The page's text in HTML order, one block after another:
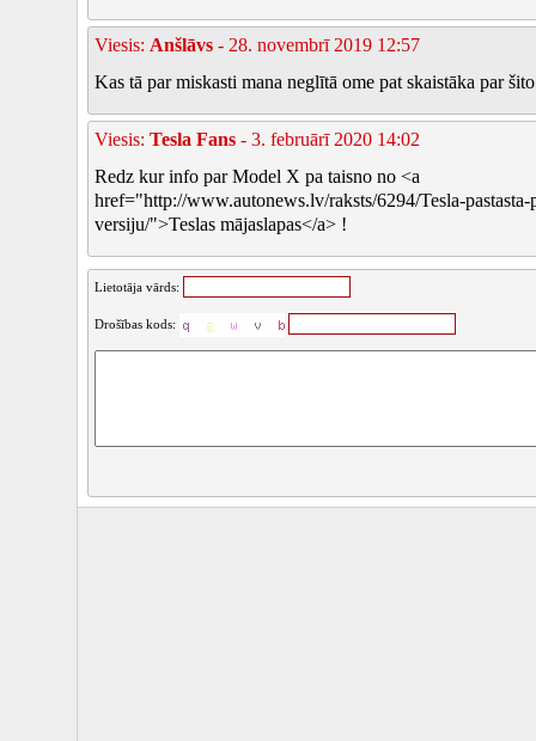
Viesis: Anšlāvs - 28. novembrī 2019 12:57
Kas tā par miskasti mana neglītā ome pat skaistāka par
Viesis: Tesla Fans - 3. februārī 2020 14:02
Redz kur info par Model X pa taisno no <a
href="http://www.autonews.lv/raksts/6294/Tesla-
versiju/">Teslas mājaslapas</a> !
Lietotāja vārds:
Drošības kods: